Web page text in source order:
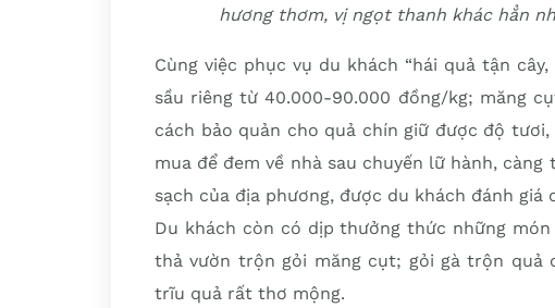
hương thơm, vị ngọt thanh khác hẳn
Cùng việc phục vụ du khách “hái quả tận
sầu riêng từ 40.000-90.000 đồng/kg; măng
cách bảo quản cho quả chín giữ được độ
mua để đem về nhà sau chuyến lữ hành,
sạch của địa phương, được du khách đánh giá
Du khách còn có dịp thưởng thức những
thả vườn trộn gỏi măng cụt; gỏi gà trộn quả
trĩu quả rất thơ mộng.